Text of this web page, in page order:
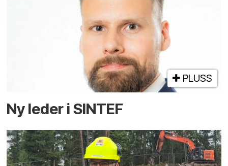
PLUSS
Ny leder i SINTEF